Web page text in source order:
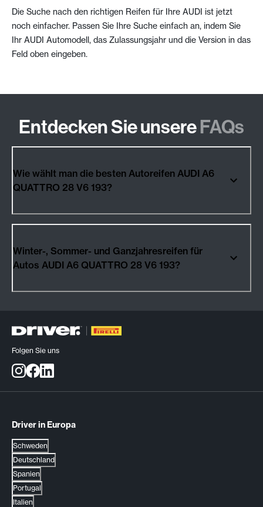
Die Suche nach den richtigen Reifen für Ihre AUDI ist jetzt
noch einfacher. Passen Sie Ihre Suche einfach an, indem Sie
Ihr AUDI Automodell, das Zulassungsjahr und die Version in das
Feld oben eingeben.
Entdecken Sie unsereFAQs
Wie wählt man die besten Autoreifen AUDI A6
QUATTRO 28 V6 193?
Winter-, Sommer- und Ganzjahresreifen für
Autos AUDI A6 QUATTRO 28 V6 193?
Folgen Sie uns
Driver in Europa
Schweden
Deutschland
Spanien
Portugal
Italien